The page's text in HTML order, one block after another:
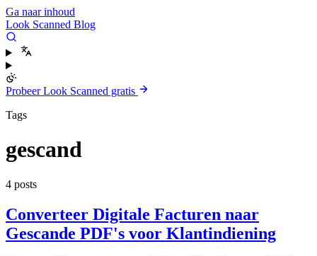
Ga naar inhoud
Look Scanned Blog
Probeer Look Scanned gratis
Tags
gescand
4 posts
Converteer Digitale Facturen naar
Gescande PDF's voor Klantindiening